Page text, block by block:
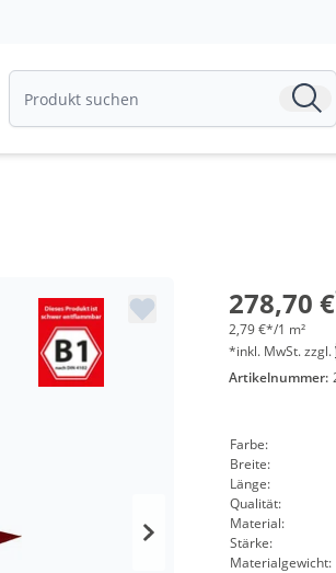
Das
278,70 €
ab
2,79 €*/1 m²
*inkl. MwSt. zzgl.
Artikelnummer:
Farbe:
Breite:
Länge:
Qualität:
Material:
Stärke:
Materialgewicht: